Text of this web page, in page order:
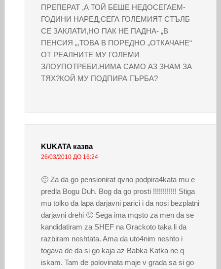
ПРЕПЕРАТ ,А ТОЙ БЕШЕ НЕДОСЕГАЕМ-
ГОДИНИ НАРЕД,СЕГА ГОЛЕМИЯТ СТЪЛБ
СЕ ЗАКЛАТИ,НО ПАК НЕ ПАДНА- „В
ПЕНСИЯ „,ТОВА В ПОРЕДНО „ОТКАЧАНЕ“
ОТ РЕАЛНИТЕ МУ ГОЛЕМИ
ЗЛОУПОТРЕБИ.НИМА САМО АЗ ЗНАМ ЗА
ТЯХ?КОЙ МУ ПОДПИРА ГЪРБА?
KUKATA казва
26/03/2010 ДО 16:24
🙂 Za da go pensionirat qvno podpira4kata mu e
predla Bogu Duh. Bog da go prosti !!!!!!!!!!!! Stiga
mu tolko da lapa darjavni parici i da nosi bezplatni
darjavni drehi 🙂 Sega ima mqsto za men da se
kandidatiram za SHEF na Grackoto taka li da
razbiram neshtata. Ama da uto4nim neshto i
togava de da si go kaja az Babka Katka ne q
iskam. Tam de polovinata maje v grada sa si go